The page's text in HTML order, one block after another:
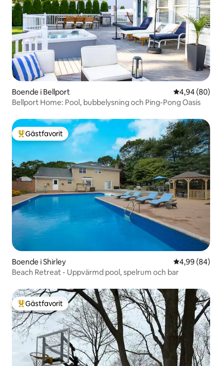
Boende i Bellport 4,94 av 5 i
4,94 (80)
Bellport Home: Pool, bubbelysning och Ping-Pong Oasis
Populär gästfavorit
Gästfavorit
Boende i Shirley 4,99 av 5 i
4,99 (84)
Beach Retreat - Uppvärmd pool, spelrum och bar
Populär gästfavorit
Gästfavorit